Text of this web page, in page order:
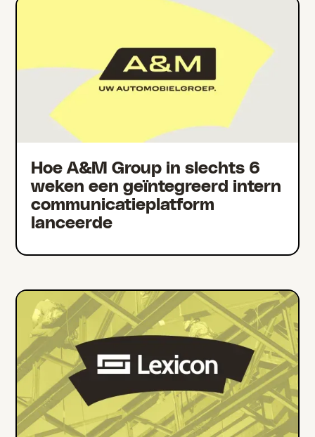
Hoe A&M Group in slechts 6
weken een geïntegreerd intern
communicatieplatform
lanceerde